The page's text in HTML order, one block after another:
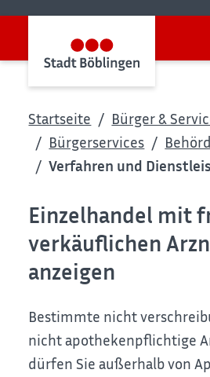
Startseite
Bürger &
Bürgerservices
Verfahren und
Einzelhandel mit
verkäuflichen
anzeigen
Bestimmte nicht
nicht apothekenpflichtige
dürfen Sie außerhalb von